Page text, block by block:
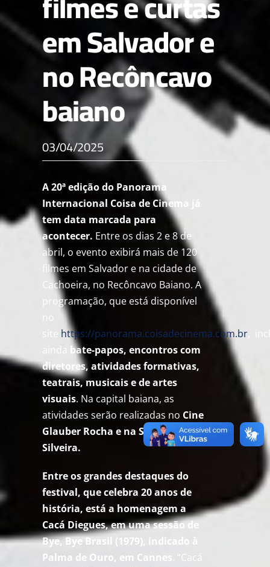
em Salvador e
no Recôncavo
baiano
03/04/2025
A 20ª edição do Panorama
Internacional Coisa de Cinema já
tem data marcada para
acontecer. Entre os dias 2 e 8 de
abril, o evento exibirá mais de 120
filmes em Salvador e na cidade de
Cachoeira, no Recôncavo Baiano. A
programação, que está disponível
no
site https://panorama.coisadecinema.com.br
ainda bate-papos, encontros com
diretores, atividades formativas,
teatrais, musicais e de artes
visuais. Na capital baiana, as
atividades serão realizadas no Cine
Glauber Rocha e na Sala Walter da
Silveira.
Entre os grandes destaques do
festival, que celebra 20 anos de
história, está a homenagem a
Cacá Diegues, em uma sessão de
Bye, Bye Brasil (1979), indicado à
Palma de Ouro, em Cannes . “Cacá